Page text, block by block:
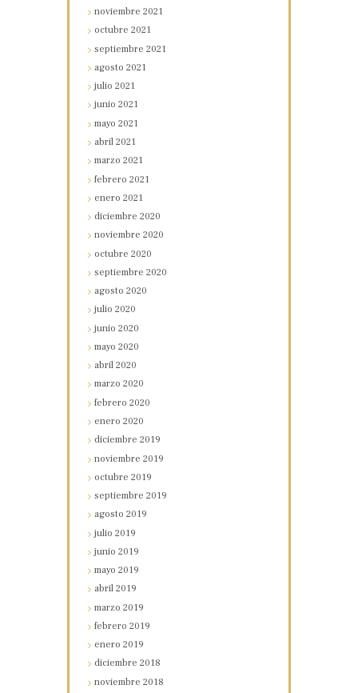
noviembre2021
octubre2021
septiembre2021
agosto2021
julio2021
junio2021
mayo2021
abril2021
marzo2021
febrero2021
enero2021
diciembre2020
noviembre2020
octubre2020
septiembre2020
agosto2020
julio2020
junio2020
mayo2020
abril2020
marzo2020
febrero2020
enero2020
diciembre2019
noviembre2019
octubre2019
septiembre2019
agosto2019
julio2019
junio2019
mayo2019
abril2019
marzo2019
febrero2019
enero2019
diciembre2018
noviembre2018